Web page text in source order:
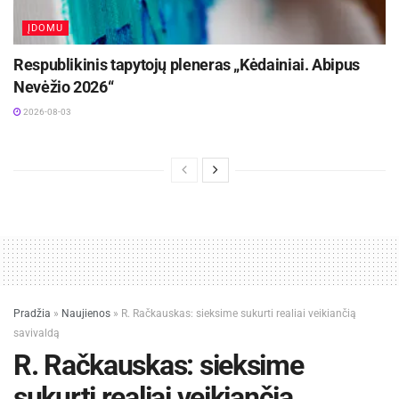
ĮDOMU
Respublikinis tapytojų pleneras „Kėdainiai. Abipus
Nevėžio 2026“
2026-08-03
Pradžia » Naujienos » R. Račkauskas: sieksime sukurti realiai veikiančią
savivaldą
R. Račkauskas: sieksime